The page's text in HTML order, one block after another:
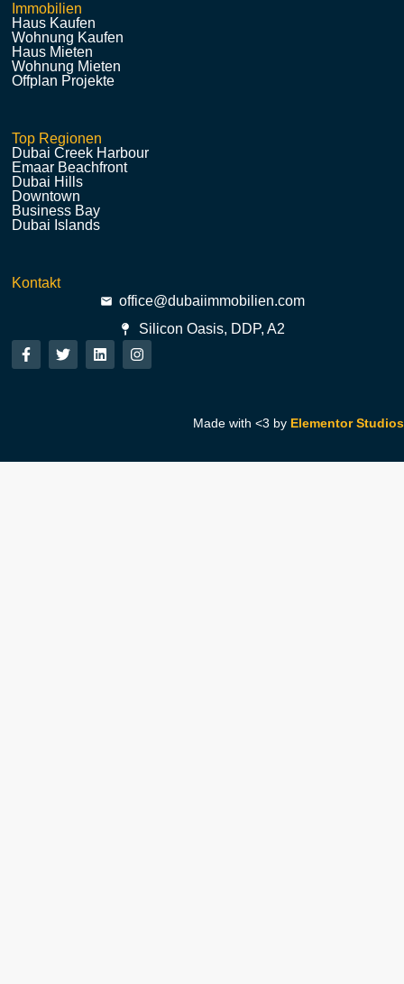
Immobilien
Haus Kaufen
Wohnung Kaufen
Haus Mieten
Wohnung Mieten
Offplan Projekte
Top Regionen
Dubai Creek Harbour
Emaar Beachfront
Dubai Hills
Downtown
Business Bay
Dubai Islands
Kontakt
office@dubaiimmobilien.com
Silicon Oasis, DDP, A2
Made with <3 by Elementor Studios